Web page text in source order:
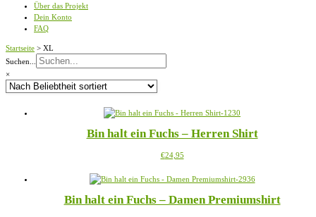
Über das Projekt
Dein Konto
FAQ
Startseite > XL
Bin halt ein Fuchs – Herren Shirt
€24,95Dieses
weist
Varianten
Bin halt ein Fuchs – Damen Premiumshirt
Suchen...
×